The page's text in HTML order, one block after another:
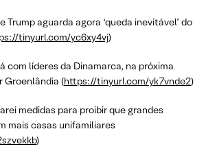
Trump aguarda agora ‘queda inevitável’ do
tinyurl.com/yc6xy4vj)
com líderes da Dinamarca, na próxima
Groenlândia (https://tinyurl.com/yk7vnde2)
medidas para proibir que grandes
mais casas unifamiliares
)